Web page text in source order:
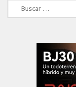
Buscar: